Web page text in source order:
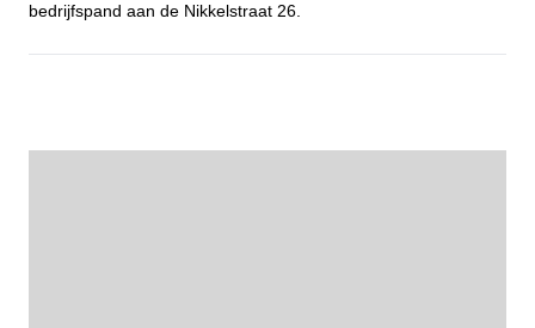
bedrijfspand aan de Nikkelstraat 26.